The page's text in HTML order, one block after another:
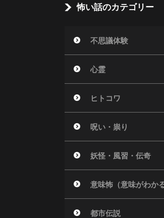
怖い話のカテゴリー
不思議体験
心霊
ヒトコワ
呪い・祟り
妖怪・風習・伝奇
意味怖（意味がわか
都市伝説